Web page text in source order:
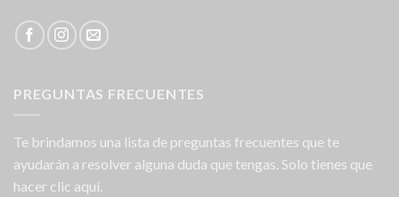
PREGUNTAS FRECUENTES
Te brindamos una lista de preguntas frecuentes que te
ayudarán a resolver alguna duda que tengas. Solo tienes que
hacer clic aquí.